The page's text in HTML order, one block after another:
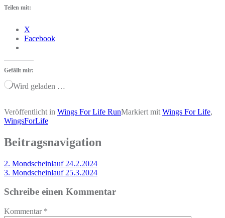
Teilen mit:
X
Facebook
Gefällt mir:
Wird geladen …
Veröffentlicht in Wings For Life RunMarkiert mit Wings For Life,
WingsForLife
Beitragsnavigation
2. Mondscheinlauf 24.2.2024
3. Mondscheinlauf 25.3.2024
Schreibe einen Kommentar
Kommentar *